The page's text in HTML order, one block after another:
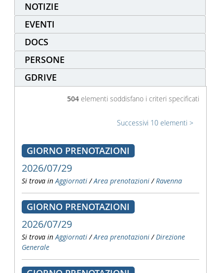
NOTIZIE
EVENTI
DOCS
PERSONE
GDRIVE
504 elementi soddisfano i criteri specificati
Successivi 10 elementi
GIORNO PRENOTAZIONI
2026/07/29
Si trova in Aggiornati /Area prenotazioni /Ravenna
GIORNO PRENOTAZIONI
2026/07/29
Si trova in Aggiornati /Area prenotazioni /Direzione
Generale